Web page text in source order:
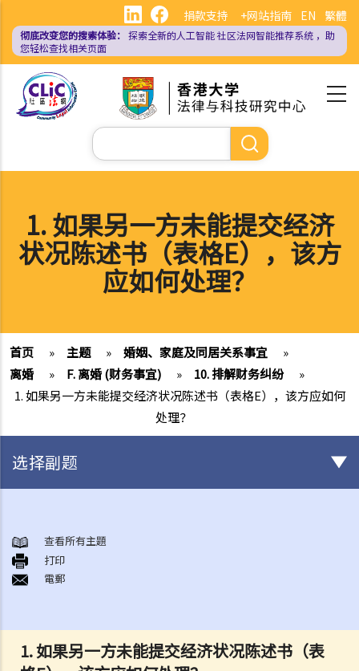
主
EN 繁體
捐款支持 +网站指南
彻底改变您的搜索体验： 探索全新的人工智能社区法网智能推荐系统 ，助
您轻松查找相关页面
搜
索
1. 如果另一方未能提交经济
状况陈述书（表格E），该方
应如何处理？
首页 » 主题 » 婚姻、家庭及同居关系事宜
»
离婚
» F. 离婚 (财务事宜) » 10. 排解财务纠纷
»
1. 如果另一方未能提交经济状况陈述书（表格E），该方应如何
处理？
1. 如果另一方未能提交经济状况陈述书（表
选择副题
A. 概述
B. 香港认可的婚姻关系
1. 如果我在香港以外地方结婚，是否需要通知香港政府更新我的婚姻状
2. 我在香港以外的地方结婚，但担心在香港不被承认。我可以在香港登
记结婚吗？
查看所有主題
打印
電郵